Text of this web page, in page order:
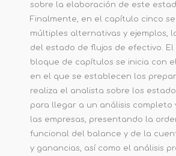
sobre la elaboración de este
Finalmente, en el capítulo cinco
múltiples alternativas y ejemplos,
del estado de flujos de efectivo. El
bloque de capítulos se inicia con
en el que se establecen los
realiza el analista sobre los
para llegar a un análisis completo
las empresas, presentando la
funcional del balance y de la
y ganancias, así como el análisis